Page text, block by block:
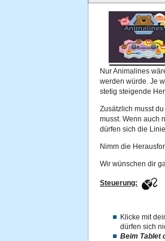
Nur Animalines
werden würde. Je
stetig steigende
Zusätzlich musst
musst. Wenn auch
dürfen sich die
Nimm die
Wir wünschen dir
Steuerung:
Klicke mit
dürfen sich
Beim Tablet